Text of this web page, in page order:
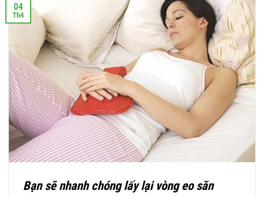
04
Th4
Bạn sẽ nhanh chóng lấy lại vòng eo săn